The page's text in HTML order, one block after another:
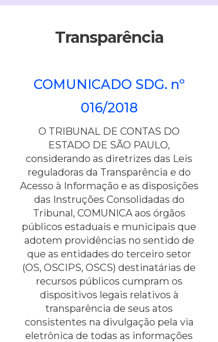
Transparência
COMUNICADO SDG. nº
016/2018
O TRIBUNAL DE CONTAS DO
ESTADO DE SÃO PAULO,
considerando as diretrizes das Leis
reguladoras da Transparência e do
Acesso à Informação e as disposições
das Instruções Consolidadas do
Tribunal, COMUNICA aos órgãos
públicos estaduais e municipais que
adotem providências no sentido de
que as entidades do terceiro setor
(OS, OSCIPS, OSCS) destinatárias de
recursos públicos cumpram os
dispositivos legais relativos à
transparência de seus atos
consistentes na divulgação pela via
eletrônica de todas as informações